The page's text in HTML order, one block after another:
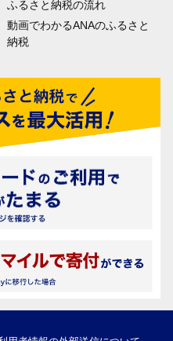
ふるさと納税の流れ
動画でわかるANAのふるさと
納税